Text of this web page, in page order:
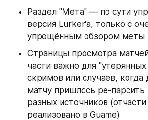
Раздел "Мета" — по сути
версия Lurker'а, только с
упрощённым обзором меты
Страницы просмотра
части важно для "утерянных
скримов или случаев, когда
матчу пришлось ре-парсить
разных источников
реализовано в Guame)